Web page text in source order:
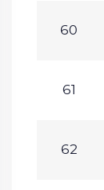
60
61
62